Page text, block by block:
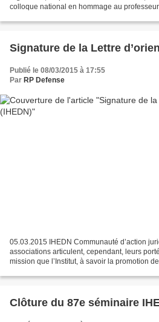
colloque national en hommage au
Signature de la Lettre
Publié le 08/03/2015 à 17:55
Par RP Defense
05.03.2015 IHEDN Communauté d’action
associations articulent, cependant, leurs
mission que l’Institut, à savoir la promotion
Clôture du 87e séminaire